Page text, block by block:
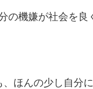
の機嫌が社会を良
、ほんの少し自分